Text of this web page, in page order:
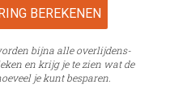
BEREKENEN
bijna alle overlijdens­
en krijg je te zien wat de
je kunt besparen.